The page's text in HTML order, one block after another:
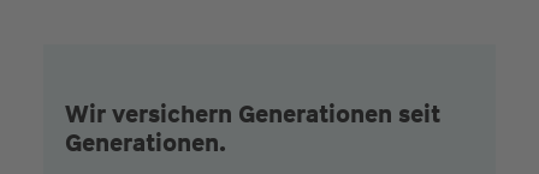
Wir versichern Generationen seit
Generationen.